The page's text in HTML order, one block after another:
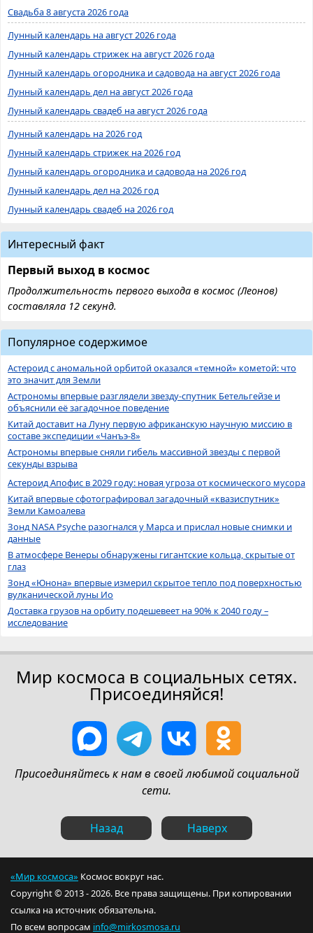
Свадьба 8 августа 2026 года
Лунный календарь на август 2026 года
Лунный календарь стрижек на август 2026 года
Лунный календарь огородника и садовода на август 2026 года
Лунный календарь дел на август 2026 года
Лунный календарь свадеб на август 2026 года
Лунный календарь на 2026 год
Лунный календарь стрижек на 2026 год
Лунный календарь огородника и садовода на 2026 год
Лунный календарь дел на 2026 год
Лунный календарь свадеб на 2026 год
Интересный факт
Первый выход в космос
Продолжительность первого выхода в космос (Леонов)
составляла 12 секунд.
Популярное содержимое
Астероид с аномальной орбитой оказался «темной» кометой: что
это значит для Земли
Астрономы впервые разглядели звезду-спутник Бетельгейзе и
объяснили её загадочное поведение
Китай доставит на Луну первую африканскую научную миссию в
составе экспедиции «Чанъэ-8»
Астрономы впервые сняли гибель массивной звезды с первой
секунды взрыва
Астероид Апофис в 2029 году: новая угроза от космического мусора
Китай впервые сфотографировал загадочный «квазиспутник»
Земли Камоалева
Зонд NASA Psyche разогнался у Марса и прислал новые снимки и
данные
В атмосфере Венеры обнаружены гигантские кольца, скрытые от
глаз
Зонд «Юнона» впервые измерил скрытое тепло под поверхностью
вулканической луны Ио
Доставка грузов на орбиту подешевеет на 90% к 2040 году –
исследование
Мир космоса в социальных сетях.
Присоединяйся!
Присоединяйтесь к нам в своей любимой социальной
сети.
Назад Наверх
«Мир космоса» Космос вокруг нас.
Copyright © 2013 - 2026. Все права защищены. При копировании
ссылка на источник обязательна.
По всем вопросам info@mirkosmosa.ru